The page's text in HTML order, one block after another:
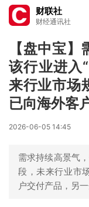
财联社
财经通讯社
【盘中宝
该行业进入
来行业市场
已向海外客
2026-06-05 14:45
需求持续高景气
段，未来行业市
户交付产品，另